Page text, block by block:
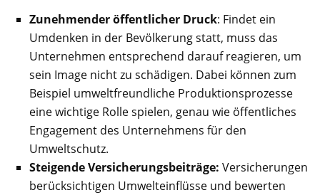
Zunehmender öffentlicher Druck: Findet ein
Umdenken in der Bevölkerung statt, muss das
Unternehmen entsprechend darauf reagieren, um
sein Image nicht zu schädigen. Dabei können zum
Beispiel umweltfreundliche Produktionsprozesse
eine wichtige Rolle spielen, genau wie öffentliches
Engagement des Unternehmens für den
Umweltschutz.
Steigende Versicherungsbeiträge: Versicherungen
berücksichtigen Umwelteinflüsse und bewerten